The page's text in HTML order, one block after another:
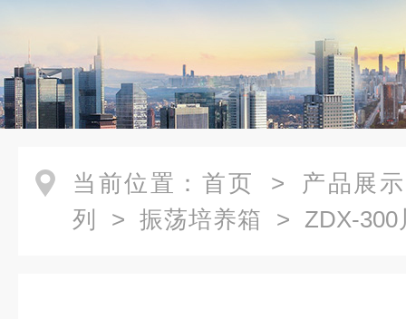
当前位置： 首页 > 产品展示
列
> 振荡培养箱 > ZDX-300